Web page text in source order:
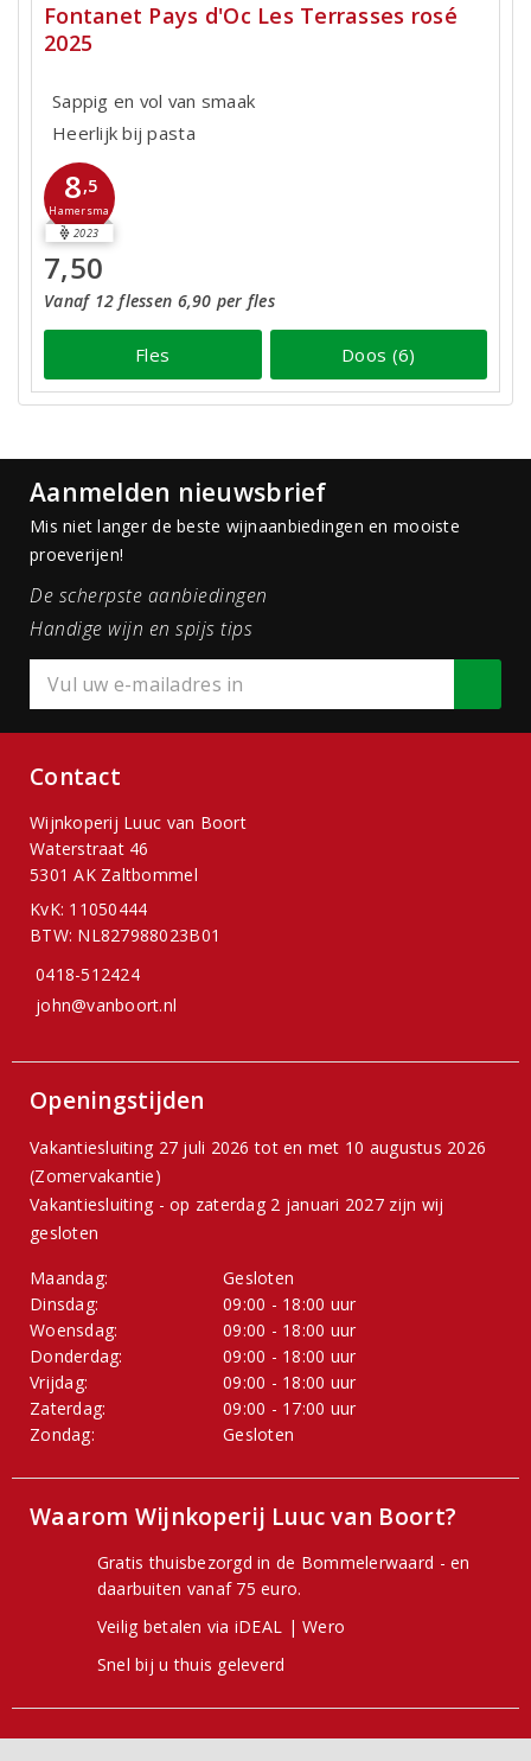
Fontanet Pays d'Oc Les Terrasses rosé
2025
Sappig en vol van smaak
Heerlijk bij pasta
8,5
Hamersma
2023
7,50
Vanaf 12 flessen 6,90 per fles
Fles Doos (6)
Aanmelden nieuwsbrief
Mis niet langer de beste wijnaanbiedingen en mooiste
proeverijen!
De scherpste aanbiedingen
Handige wijn en spijs tips
Contact
Wijnkoperij Luuc van Boort
Waterstraat 46
5301 AK Zaltbommel
KvK: 11050444
BTW: NL827988023B01
0418-512424
john@vanboort.nl
Openingstijden
Vakantiesluiting 27 juli 2026 tot en met 10 augustus 2026
(Zomervakantie)
Vakantiesluiting - op zaterdag 2 januari 2027 zijn wij
gesloten
Maandag:
Gesloten
Dinsdag:
09:00 - 18:00 uur
Woensdag:
09:00 - 18:00 uur
Donderdag:
09:00 - 18:00 uur
Vrijdag:
09:00 - 18:00 uur
Zaterdag:
09:00 - 17:00 uur
Zondag:
Gesloten
Waarom Wijnkoperij Luuc van Boort?
Gratis thuisbezorgd in de Bommelerwaard - en
daarbuiten vanaf 75 euro.
Veilig betalen via iDEAL | Wero
Snel bij u thuis geleverd